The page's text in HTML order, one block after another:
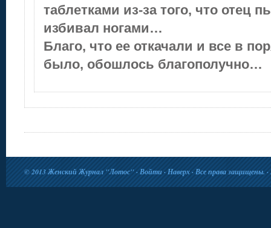
таблетками из-за того, что отец
избивал ногами…
Благо, что ее откачали и все в
было, обошлось благополучно…
© 2013Женский Журнал "Лотос"·Войти·Наверх· Все права защищены.